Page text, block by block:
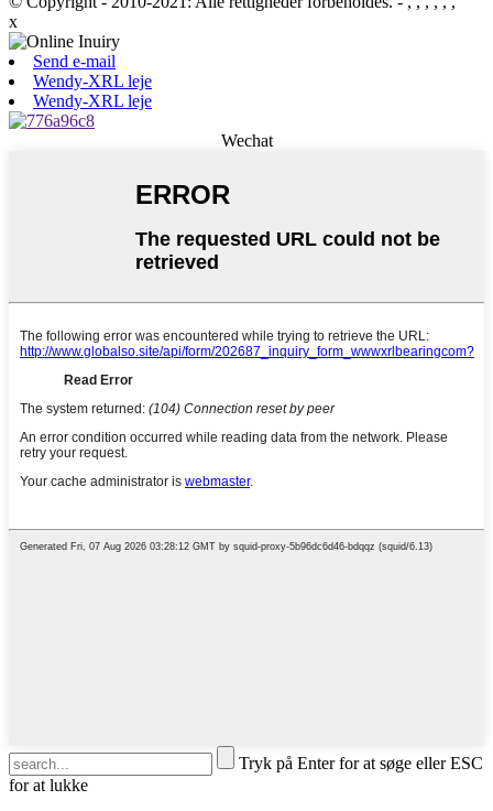
x
Send e-mail
Wendy-XRL leje
Wendy-XRL leje
Wechat
Tryk på Enter for at søge eller ESC
for at lukke